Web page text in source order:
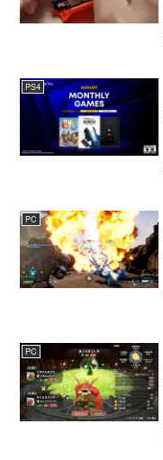
PS4
PC
PC